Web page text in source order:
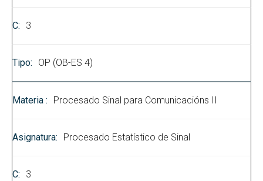
3
OP (OB-ES 4)
Procesado Sinal para Comunicacións II
Procesado Estatístico de Sinal
3